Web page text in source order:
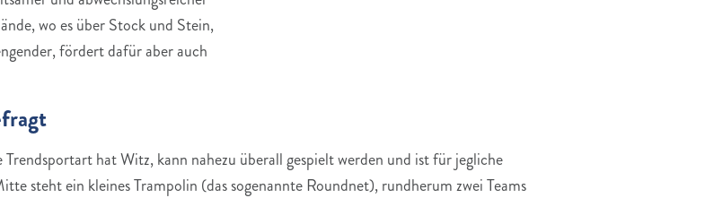
wo es über Stock und Stein,
fördert dafür aber auch
hat Witz, kann nahezu überall gespielt werden und ist für jegliche
steht ein kleines Trampolin (das sogenannte Roundnet), rundherum zwei Teams